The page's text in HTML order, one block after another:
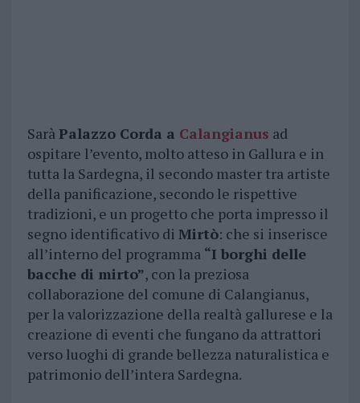
SaràPalazzo Corda a Calangianus ad
ospitare l’evento, molto atteso in Gallura e in
tutta la Sardegna, il secondo master tra artiste
della panificazione, secondo le rispettive
tradizioni, e un progetto che porta impresso il
segno identificativo di Mirtò: che si inserisce
all’interno del programma “I borghi delle
bacche di mirto”, con la preziosa
collaborazione del comune di Calangianus,
per la valorizzazione della realtà gallurese e la
creazione di eventi che fungano da attrattori
verso luoghi di grande bellezza naturalistica e
patrimonio dell’intera Sardegna.